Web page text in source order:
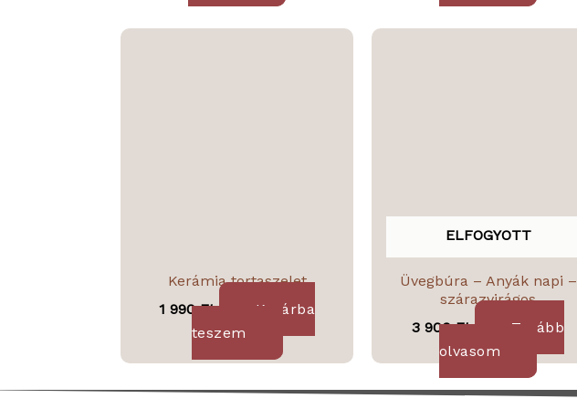
Kerámia tortaszelet
1 990Ft
Kosárba
teszem
ELFOGYOTT
Üvegbúra – Anyák napi –
szárazvirágos
3 900Ft
Tovább
olvasom